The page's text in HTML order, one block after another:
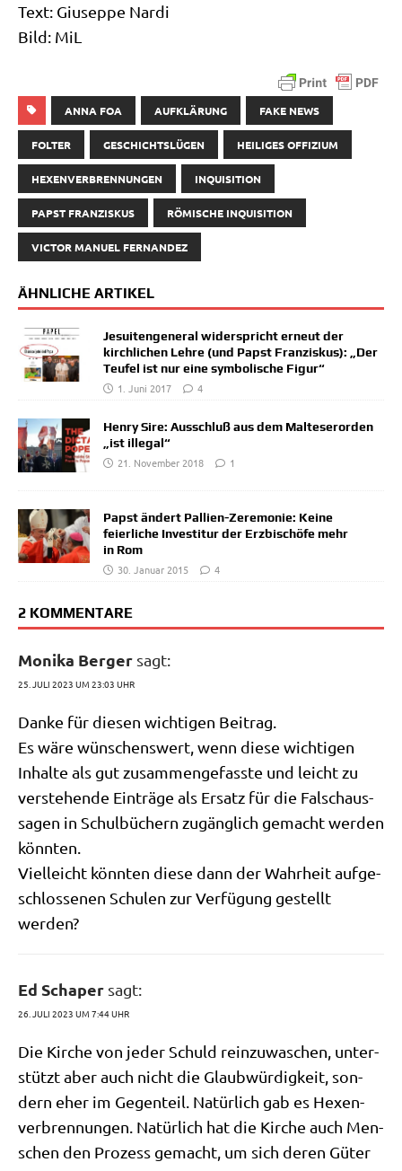
Text: Giu­sep­pe Nar­di
Bild: MiL
ANNA FOA AUFKLÄRUNG FAKE NEWS
FOLTER GESCHICHTSLÜGEN HEILIGES OFFIZIUM
HEXENVERBRENNUNGEN INQUISITION
PAPST FRANZISKUS RÖMISCHE INQUISITION
VICTOR MANUEL FERNANDEZ
ÄHNLICHE ARTIKEL
Jesuitengeneral widerspricht erneut der
kirchlichen Lehre (und Papst Franziskus): „Der
Teufel ist nur eine symbolische Figur“
1. Juni 2017
4
Henry Sire: Ausschluß aus dem Malteserorden
„ist illegal“
21. November 2018
1
Papst ändert Pallien-Zeremonie: Keine
feierliche Investitur der Erzbischöfe mehr
in Rom
30. Januar 2015
4
2 KOMMENTARE
Monika Berger sagt:
25. JULI 2023 UM 23:03 UHR
Dan­ke für die­sen wich­ti­gen Beitrag.
Es wäre wün­schens­wert, wenn die­se wich­ti­gen
Inhal­te als gut zusam­men­ge­fass­te und leicht zu
ver­ste­hen­de Ein­trä­ge als Ersatz für die Falsch­aus­
sa­gen in Schul­bü­chern zugäng­lich gemacht wer­den
könnten.
Viel­leicht könn­ten die­se dann der Wahr­heit auf­ge­
schlos­se­nen Schu­len zur Ver­fü­gung gestellt
werden?
Ed Schaper sagt:
26. JULI 2023 UM 7:44 UHR
Die Kir­che von jeder Schuld rein­zu­wa­schen, unter­
stützt aber auch nicht die Glaub­wür­dig­keit, son­
dern eher im Gegen­teil. Natür­lich gab es Hexen­
ver­bren­nun­gen. Natür­lich hat die Kir­che auch Men­
schen den Pro­zess gemacht, um sich deren Güter